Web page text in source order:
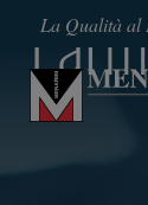
La Qualità al